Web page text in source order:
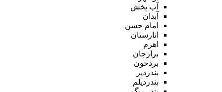
آب پخش
آبدان
امام حسن
انارستان
اهرم
برازجان
بردخون
بندردیر
بندردیلم